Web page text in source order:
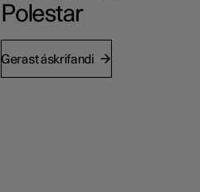
Polestar
Gerast áskrifandi